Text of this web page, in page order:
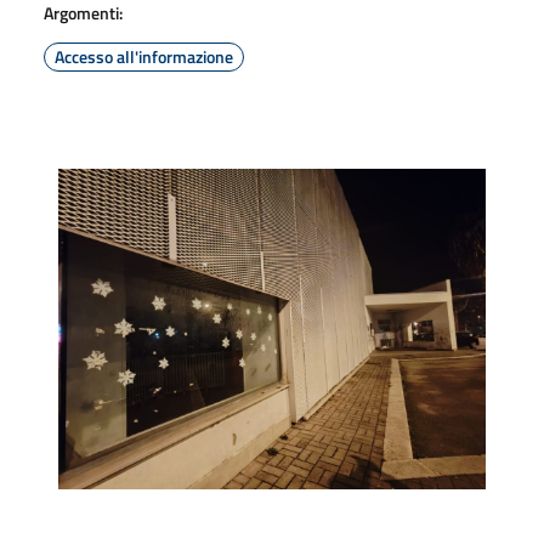
Argomenti:
Accesso all'informazione